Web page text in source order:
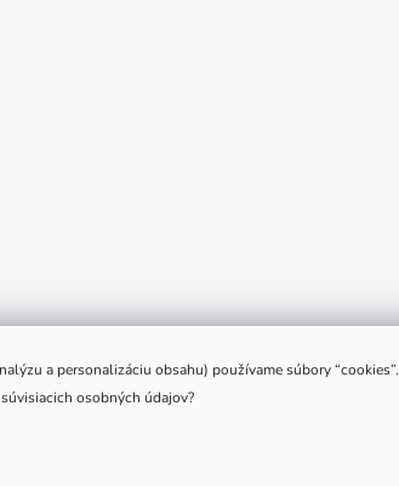
a personalizáciu obsahu) používame súbory “cookies”.
osobných údajov?